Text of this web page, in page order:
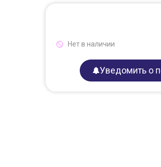
Нет в наличии
Уведомить о